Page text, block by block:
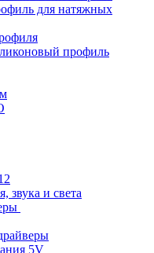
для натяжных
профиль
звука и света
5V